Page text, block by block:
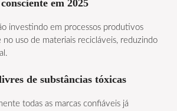
em 2025
investindo em processos produtivos
no uso de materiais recicláveis, reduzindo
de substâncias tóxicas
todas as marcas confiáveis já